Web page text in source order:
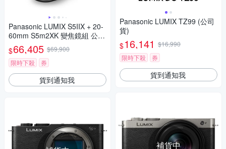
Panasonic LUMIX S5IIX + 20-
60mm S5m2XK 變焦鏡組 公司
貨 DC-S5M2XK
$66,405 $69,900
限時下殺
券
貨到通知我
Panasonic LUMIX TZ99 (公司
貨)
$16,141 $16,990
限時下殺
券
貨到通知我
補貨中